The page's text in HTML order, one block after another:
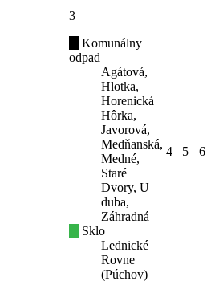
3
Komunálny
odpad
Agátová,
Hlotka,
Horenická
Hôrka,
Javorová,
Medňanská,
Medné,
Staré
Dvory, U
duba,
Záhradná
Sklo
Lednické
Rovne
(Púchov)
4 5 6